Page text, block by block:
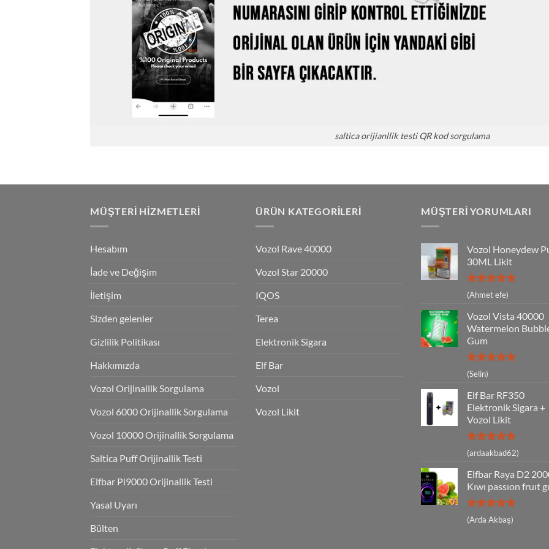
saltica orijianllik testi QR kod sorgulama
MÜŞTERI HIZMETLERI
Hesabım
İade ve Değişim
İletişim
Sizden gelenler
Gizlilik Politikası
Hakkımızda
Vozol Orijinallik Sorgulama
Vozol 6000 Orijinallik Sorgulama
Vozol 10000 Orijinallik Sorgulama
Saltica Puff Orijinallik Testi
Elfbar Pi9000 Orijinallik Testi
Yasal Uyarı
Bülten
ÜRÜN KATEGORILERI
Vozol Rave 40000
Vozol Star 20000
IQOS
Terea
Elektronik Sigara
Elf Bar
Vozol
Vozol Likit
MÜŞTERI YORUMLARI
Vozol Honeydew
30ML Likit
5 üzerinden
5
(Ahmet efe)
Vozol Vista 40000
Watermelon
Gum
5 üzerinden
5
oy aldı
(Selin)
Elf Bar RF350
Elektronik Sigara +
Vozol Likit
5 üzerinden
5
(ardaakbad62)
Elfbar Raya D2
Kıwı passıon fruıt
5 üzerinden
5
(Arda Akbaş)